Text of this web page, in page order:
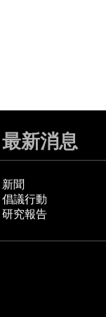
最新消息
新聞
倡議行動
研究報告